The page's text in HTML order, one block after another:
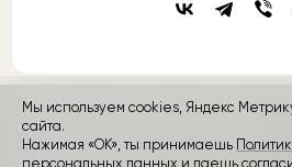
контакты
Мы используем cookies, Яндекс
сайта.
Нажимая «ОК», ты принимаешь
персональных данных и даешь